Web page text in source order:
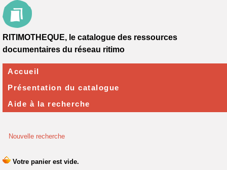
Nouvelle recherche
RITIMOTHEQUE, le catalogue des ressources
documentaires du réseau ritimo
Accueil
Présentation du catalogue
Aide à la recherche